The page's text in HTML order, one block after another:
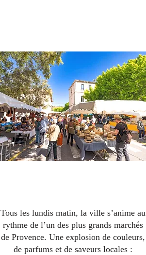
Tous les lundis matin, la ville s’anime au
rythme de l’un des plus grands marchés
de Provence. Une explosion de couleurs,
de parfums et de saveurs locales :